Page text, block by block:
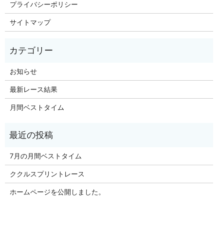
プライバシーポリシー
サイトマップ
お知らせ
最新レース結果
月間ベストタイム
7月の月間ベストタイム
ククルスプリントレース
ホームページを公開しました。